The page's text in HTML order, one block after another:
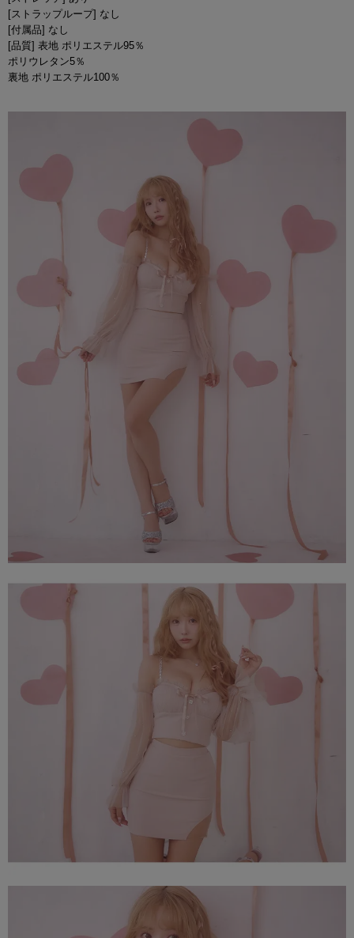
[ストラップループ] なし
[付属品] なし
[品質] 表地 ポリエステル95％
ポリウレタン5％
裏地 ポリエステル100％